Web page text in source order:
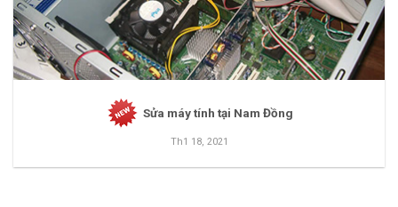
Sửa máy tính tại Nam Đồng
Th1 18, 2021